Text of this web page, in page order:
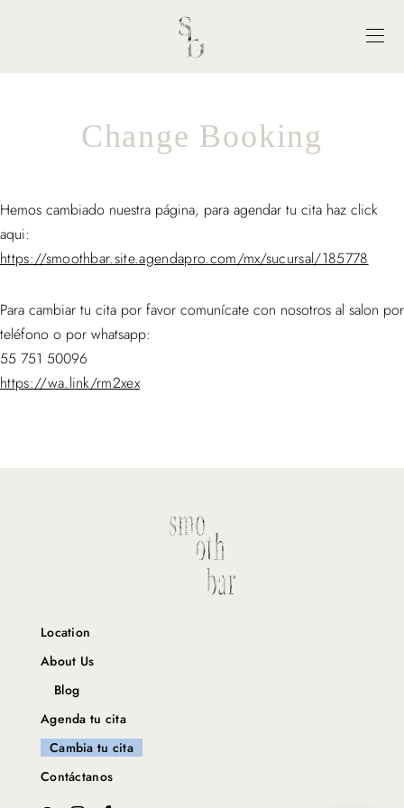
Change Booking
Hemos cambiado nuestra página, para agendar tu cita haz click
aqui:
https://smoothbar.site.agendapro.com/mx/sucursal/185778
Para cambiar tu cita por favor comunícate con nosotros al salon por
teléfono o por whatsapp:
55 751 50096
https://wa.link/rm2xex
Location
About Us
Blog
Agenda tu cita
Cambia tu cita
Contáctanos